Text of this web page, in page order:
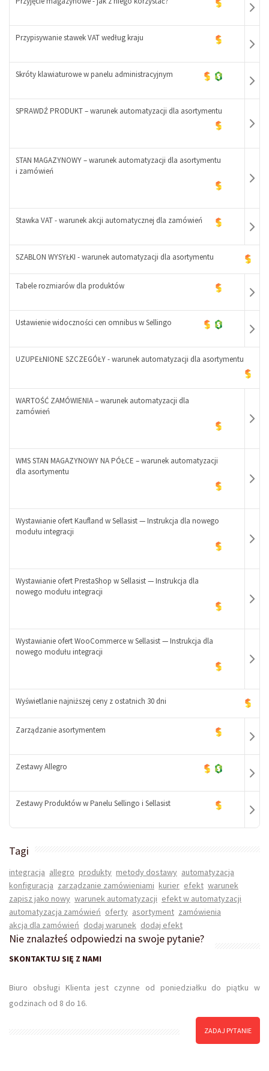
-
-
-
Przypisywanie stawek VAT według kraju
-
Skróty klawiaturowe w panelu administracyjnym
-
+
SPRAWDŹ PRODUKT – warunek automatyzacji dla asortymentu
+
STAN MAGAZYNOWY – warunek automatyzacji dla asortymentu
i zamówień
-
+
Stawka VAT - warunek akcji automatycznej dla zamówień
+
SZABLON WYSYŁKI - warunek automatyzacji dla asortymentu
Tabele rozmiarów dla produktów
-
Ustawienie widoczności cen omnibus w Sellingo
-
+
UZUPEŁNIONE SZCZEGÓŁY - warunek automatyzacji dla asortymentu
WARTOŚĆ ZAMÓWIENIA – warunek automatyzacji dla
zamówień
+
WMS STAN MAGAZYNOWY NA PÓŁCE – warunek automatyzacji
dla asortymentu
+
Wystawianie ofert Kaufland w Sellasist — Instrukcja dla nowego
modułu integracji
+
Wystawianie ofert PrestaShop w Sellasist — Instrukcja dla
nowego modułu integracji
+
Wystawianie ofert WooCommerce w Sellasist — Instrukcja dla
nowego modułu integracji
+
Wyświetlanie najniższej ceny z ostatnich 30 dni
Zarządzanie asortymentem
-
Zestawy Allegro
Zestawy Produktów w Panelu Sellingo i Sellasist
+
Tagi
integracja allegro produkty metody dostawy automatyzacja
konfiguracja zarządzanie zamówieniami kurier efekt warunek
zapisz jako nowy warunek automatyzacji efekt w automatyzacji
automatyzacja zamówień oferty asortyment zamówienia
akcja dla zamówień dodaj warunek dodaj efekt
Nie znalazłeś odpowiedzi na swoje pytanie?
SKONTAKTUJ SIĘ Z NAMI
Biuro obsługi Klienta jest czynne od poniedziałku do piątku w
godzinach od 8 do 16.
ZADAJ PYTANIE